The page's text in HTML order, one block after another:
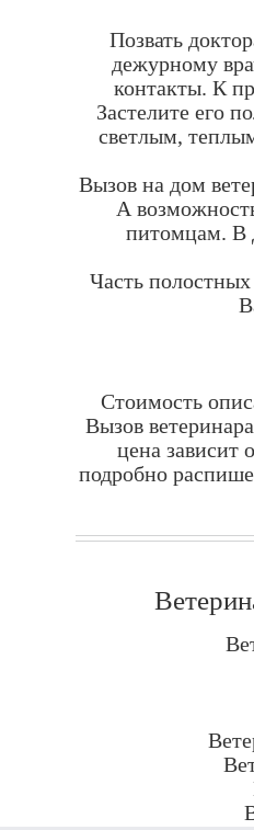
Позвать
дежурному
контакты. К
Застелите его
светлым,
Вызов на дом
А
питомцам. В
Часть
Стоимость
Вызов
цена зависит
подробно